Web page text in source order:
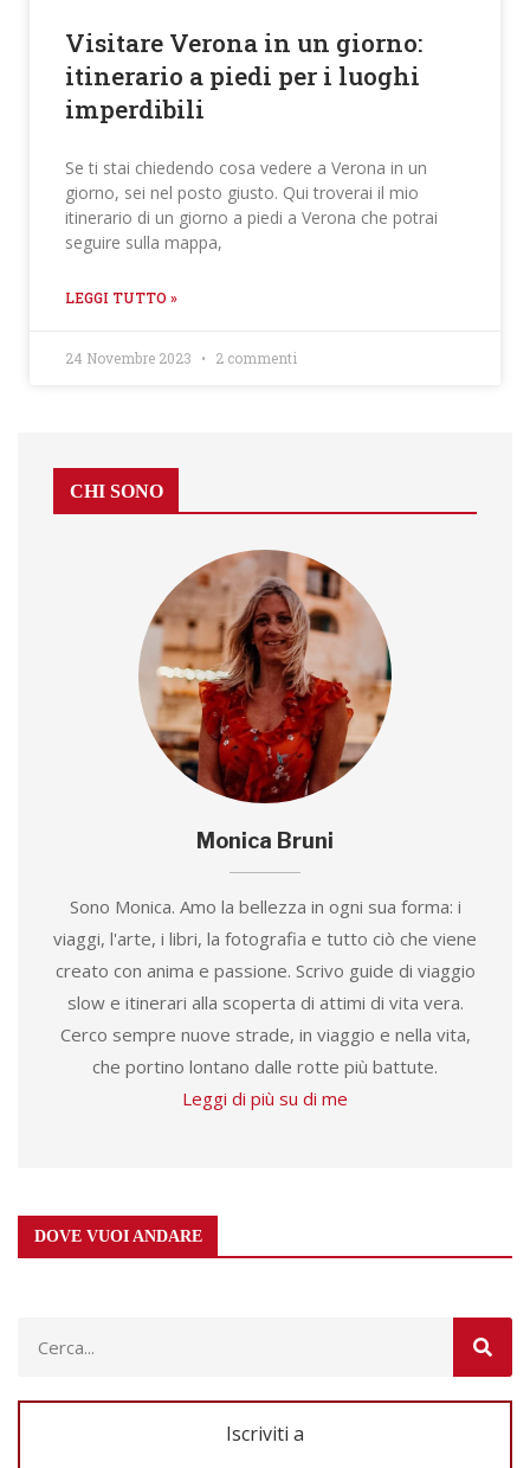
Visitare Verona in un giorno:
itinerario a piedi per i luoghi
imperdibili
Se ti stai chiedendo cosa vedere a Verona in un
giorno, sei nel posto giusto. Qui troverai il mio
itinerario di un giorno a piedi a Verona che potrai
seguire sulla mappa,
LEGGI TUTTO »
24 Novembre 2023 2 commenti
CHI SONO
Monica Bruni
Sono Monica. Amo la bellezza in ogni sua forma: i
viaggi, l'arte, i libri, la fotografia e tutto ciò che viene
creato con anima e passione. Scrivo guide di viaggio
slow e itinerari alla scoperta di attimi di vita vera.
Cerco sempre nuove strade, in viaggio e nella vita,
che portino lontano dalle rotte più battute.
Leggi di più su di me
DOVE VUOI ANDARE
Iscriviti a